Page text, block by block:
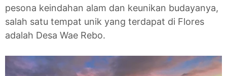
pesona keindahan alam dan keunikan budayanya,
salah satu tempat unik yang terdapat di Flores
adalah Desa Wae Rebo.